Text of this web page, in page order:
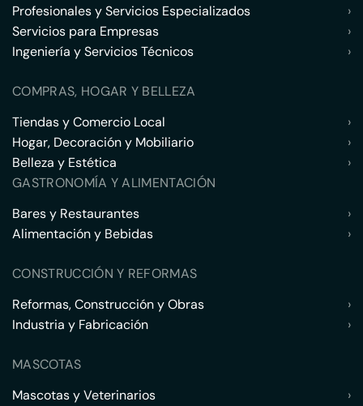
Profesionales y Servicios Especializados
›
Servicios para Empresas
›
Ingeniería y Servicios Técnicos
›
COMPRAS, HOGAR Y BELLEZA
Tiendas y Comercio Local
›
Hogar, Decoración y Mobiliario
›
Belleza y Estética
›
GASTRONOMÍA Y ALIMENTACIÓN
Bares y Restaurantes
›
Alimentación y Bebidas
›
CONSTRUCCIÓN Y REFORMAS
Reformas, Construcción y Obras
›
Industria y Fabricación
›
MASCOTAS
Mascotas y Veterinarios
›